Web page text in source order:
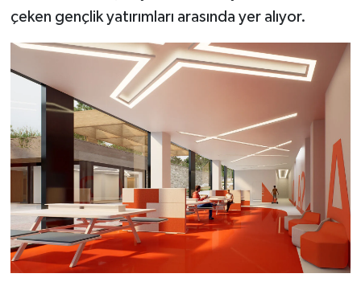
çeken gençlik yatırımları arasında yer alıyor.